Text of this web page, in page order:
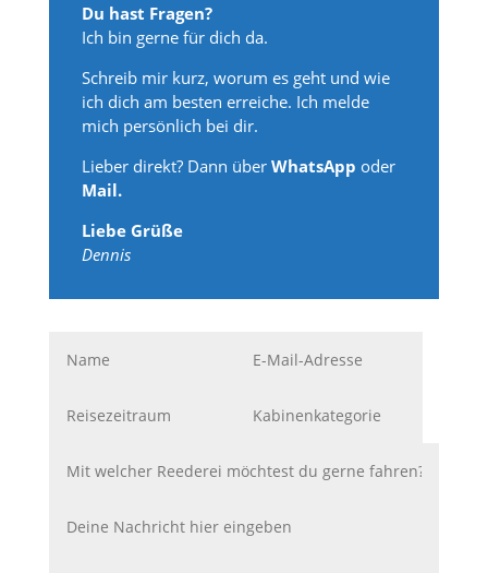
Du hast Fragen?
Ich bin gerne für dich da.
Schreib mir kurz, worum es geht und wie
ich dich am besten erreiche. Ich melde
mich persönlich bei dir.
Lieber direkt? Dann überWhatsApp oder
Mail.
Liebe Grüße
Dennis